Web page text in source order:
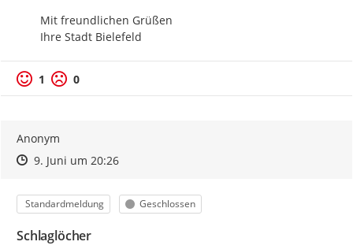
Mit freundlichen Grüßen
Ihre Stadt Bielefeld
1 0
Anonym
Zeitpunkt des Erstellens
Zeitpunkt des Erstellens
9. Juni um 20:26Zur Äußerung
Kategorie
Standardmeldung Status
Geschlossen
Schlaglöcher